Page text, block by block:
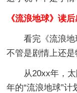
《流浪地球》读
看完《流浪地
不管是剧情上还是
从20xx年，
年的“流浪地球”